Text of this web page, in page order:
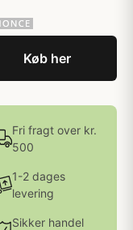
Køb her
Fri fragt over kr.
500
1-2 dages
levering
Sikker handel